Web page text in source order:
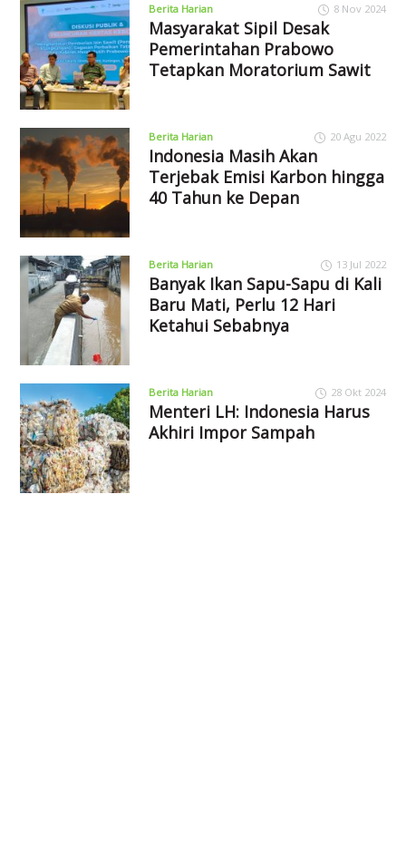
Berita Harian 8 Nov 2024
Masyarakat Sipil Desak
Pemerintahan Prabowo
Tetapkan Moratorium Sawit
Berita Harian 20 Agu 2022
Indonesia Masih Akan
Terjebak Emisi Karbon hingga
40 Tahun ke Depan
Berita Harian 13 Jul 2022
Banyak Ikan Sapu-Sapu di Kali
Baru Mati, Perlu 12 Hari
Ketahui Sebabnya
Berita Harian 28 Okt 2024
Menteri LH: Indonesia Harus
Akhiri Impor Sampah